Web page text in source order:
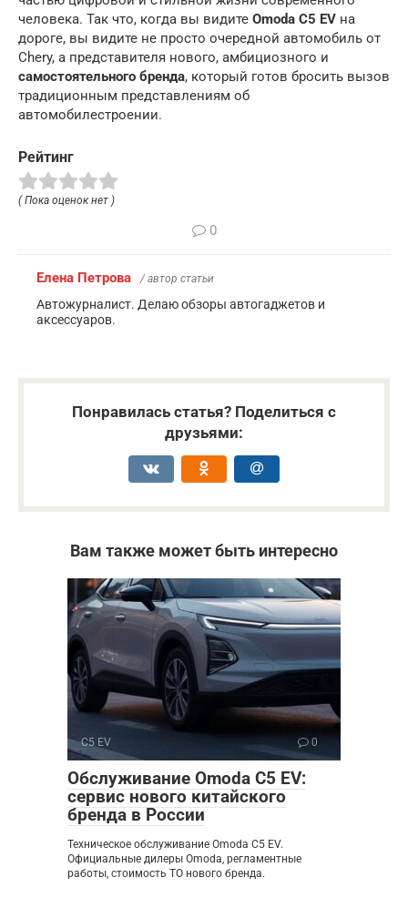
человека. Так что, когда вы видите Omoda C5 EV на
дороге, вы видите не просто очередной автомобиль от
Chery, а представителя нового, амбициозного и
самостоятельного бренда, который готов бросить вызов
традиционным представлениям об
автомобилестроении.
Рейтинг
( Пока оценок нет )
0
Елена Петрова / автор статьи
Автожурналист. Делаю обзоры автогаджетов и
аксессуаров.
Понравилась статья? Поделиться с
друзьями:
Вам также может быть интересно
C5 EV 0
Обслуживание Omoda C5 EV:
сервис нового китайского
бренда в России
Техническое обслуживание Omoda C5 EV.
Официальные дилеры Omoda, регламентные
работы, стоимость ТО нового бренда.